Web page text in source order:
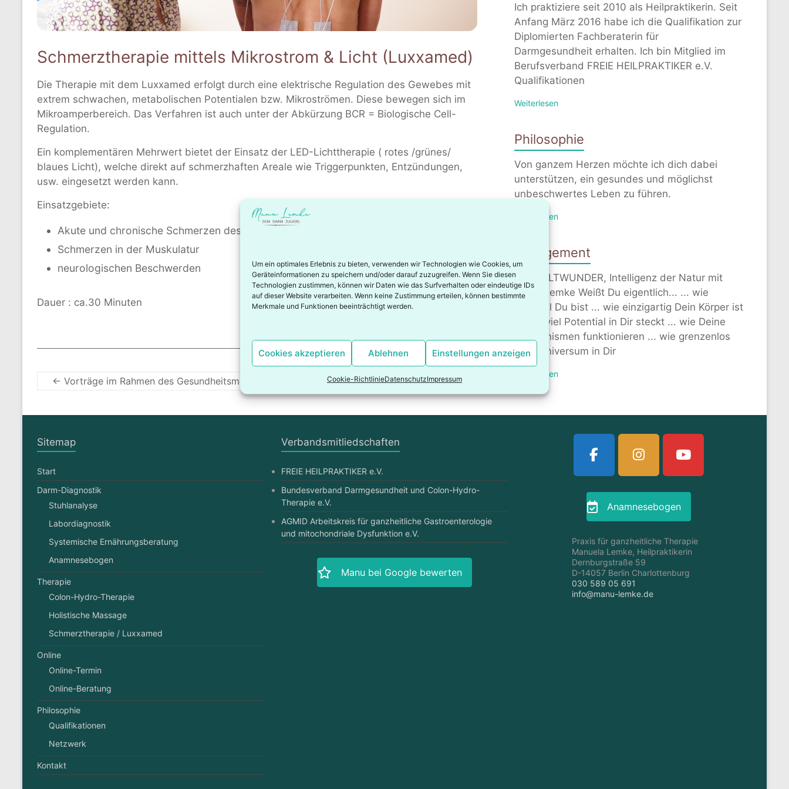
Um ein optimales Erlebnis zu bieten, verwenden wir Technologien wie Cookies, um
Geräteinformationen zu speichern und/oder darauf zuzugreifen. Wenn Sie diesen
Technologien zustimmen, können wir Daten wie das Surfverhalten oder eindeutige IDs
auf dieser Website verarbeiten. Wenn keine Zustimmung erteilen, können bestimmte
Merkmale und Funktionen beeinträchtigt werden.
Cookies akzeptieren Ablehnen Einstellungen anzeigen
Cookie-RichtlinieDatenschutzImpressum
Schmerztherapie mittels Mikrostrom & Licht (Luxxamed)
Die Therapie mit dem Luxxamed erfolgt durch eine elektrische Regulation des Gewebes mit
extrem schwachen, metabolischen Potentialen bzw. Mikroströmen. Diese bewegen sich im
Mikroamperbereich. Das Verfahren ist auch unter der Abkürzung BCR = Biologische Cell-
Regulation.
Ein komplementären Mehrwert bietet der Einsatz der LED-Lichttherapie ( rotes /grünes/
blaues Licht), welche direkt auf schmerzhaften Areale wie Triggerpunkten, Entzündungen,
usw. eingesetzt werden kann.
Einsatzgebiete:
Akute und chronische Schmerzen des Gelenk- und Bewegungsapparates.
Schmerzen in der Muskulatur
neurologischen Beschwerden
Dauer : ca.30 Minuten
← Vorträge im Rahmen des Gesundheitsmanagements von Firmen
Ich praktiziere seit 2010 als Heilpraktikerin. Seit
Anfang März 2016 habe ich die Qualifikation zur
Diplomierten Fachberaterin für
Darmgesundheit erhalten. Ich bin Mitglied im
Berufsverband FREIE HEILPRAKTIKER e.V.
Qualifikationen
Weiterlesen
Philosophie
Von ganzem Herzen möchte ich dich dabei
unterstützen, ein gesundes und möglichst
unbeschwertes Leben zu führen.
Weiterlesen
Engagement
Wir-WELTWUNDER, Intelligenz der Natur mit
Manu Lemke Weißt Du eigentlich... ... wie
wertvoll Du bist ... wie einzigartig Dein Körper ist
... wie viel Potential in Dir steckt ... wie Deine
Mechanismen funktionieren ... wie grenzenlos
Dein Universum in Dir
Weiterlesen
Sitemap
Start
Darm-Diagnostik
Stuhlanalyse
Labordiagnostik
Systemische Ernährungsberatung
Anamnesebogen
Therapie
Colon-Hydro-Therapie
Holistische Massage
Schmerztherapie / Luxxamed
Online
Online-Termin
Online-Beratung
Philosophie
Qualifikationen
Netzwerk
Kontakt
Verbandsmitliedschaften
FREIE HEILPRAKTIKER e.V.
Bundesverband Darmgesundheit und Colon-Hydro-
Therapie e.V.
AGMID Arbeitskreis für ganzheitliche Gastroenterologie
und mitochondriale Dysfunktion e.V.
Manu bei Google bewerten
Anamnesebogen
Praxis für ganzheitliche Therapie
Manuela Lemke, Heilpraktikerin
Dernburgstraße 59
D-14057 Berlin Charlottenburg
030 589 05 691
info@manu-lemke.de